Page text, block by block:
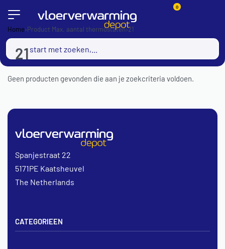
0
Home›Product Max. aantal thermostaten›21
21
Geen producten gevonden die aan je zoekcriteria voldoen.
CATEGORIEEN
Spanjestraat 22
5171PE Kaatsheuvel
The Netherlands